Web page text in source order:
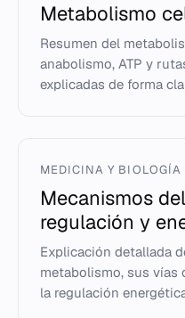
Metabolismo
Resumen del
anabolismo, ATP y
explicadas de forma
MEDICINA Y BIOLOGÍA
Mecanismos
regulación y
Explicación detallada
metabolismo, sus vías
la regulación